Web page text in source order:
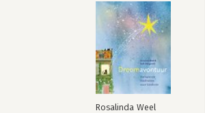
Rosalinda Weel